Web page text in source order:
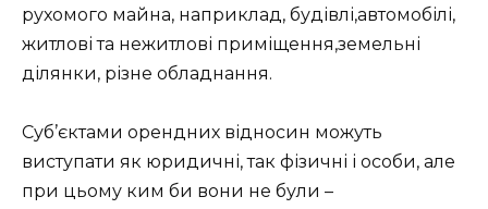
рухомого майна, наприклад, будівлі,автомобілі,
житлові та нежитлові приміщення,земельні
ділянки, різне обладнання.
Суб’єктами орендних відносин можуть
виступати як юридичні, так фізичні і особи, але
при цьому ким би вони не були –